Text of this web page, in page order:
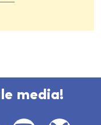
media!